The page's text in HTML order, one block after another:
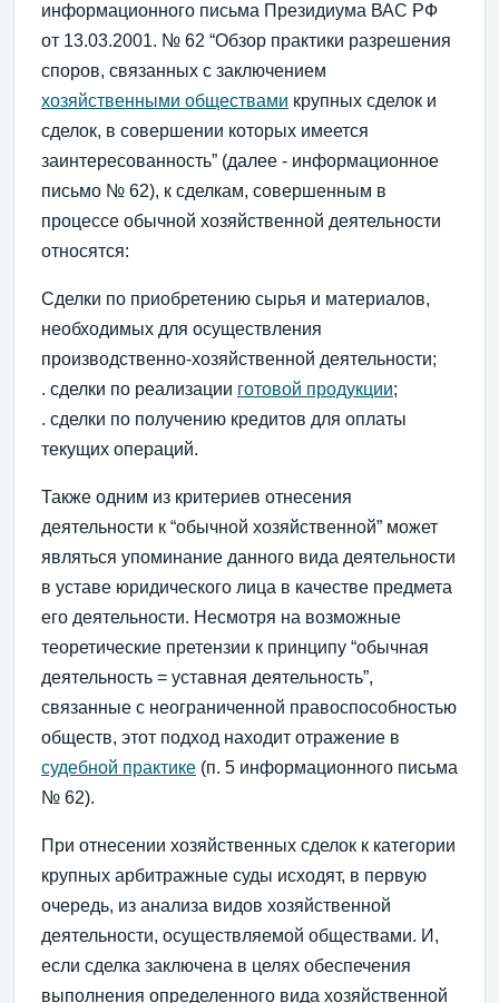
информационного письма Президиума ВАС РФ
от 13.03.2001. № 62 “Обзор практики разрешения
споров, связанных с заключением
хозяйственными обществами крупных сделок и
сделок, в совершении которых имеется
заинтересованность” (далее - информационное
письмо № 62), к сделкам, совершенным в
процессе обычной хозяйственной деятельности
относятся:
Сделки по приобретению сырья и материалов,
необходимых для осуществления
производственно-хозяйственной деятельности;
. сделки по реализации готовой продукции;
. сделки по получению кредитов для оплаты
текущих операций.
Также одним из критериев отнесения
деятельности к “обычной хозяйственной” может
являться упоминание данного вида деятельности
в уставе юридического лица в качестве предмета
его деятельности. Несмотря на возможные
теоретические претензии к принципу “обычная
деятельность = уставная деятельность”,
связанные с неограниченной правоспособностью
обществ, этот подход находит отражение в
судебной практике (п. 5 информационного письма
№ 62).
При отнесении хозяйственных сделок к категории
крупных арбитражные суды исходят, в первую
очередь, из анализа видов хозяйственной
деятельности, осуществляемой обществами. И,
если сделка заключена в целях обеспечения
выполнения определенного вида хозяйственной